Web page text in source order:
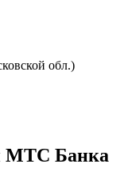
обл.)
МТС Банка